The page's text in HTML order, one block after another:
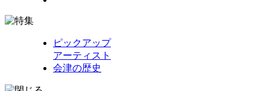
ピックアップ
アーティスト
会津の歴史